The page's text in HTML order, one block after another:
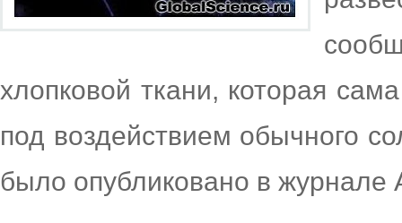
хлопковой ткани, которая
под воздействием обычного
было опубликовано в журнале